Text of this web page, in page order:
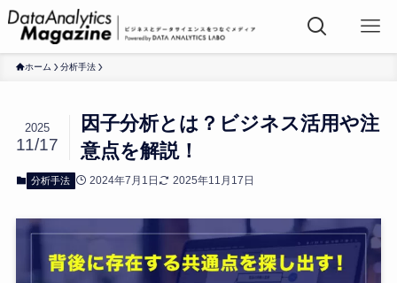
ホーム 分析手法
因子分析とは？ビジネス活用や注
意点を解説！
2025
11/17
分析手法 2024年7月1日 2025年11月17日